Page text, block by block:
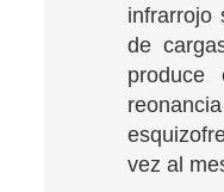
infrarrojo
de
produce
vez al